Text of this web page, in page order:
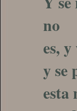
no
es,
y se
esta